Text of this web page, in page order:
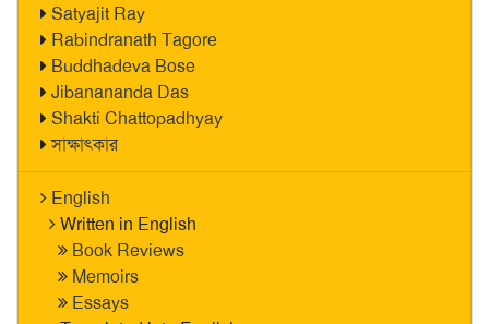
Satyajit Ray
Rabindranath Tagore
Buddhadeva Bose
Jibanananda Das
Shakti Chattopadhyay
সাক্ষাৎকার
English
Written in English
Book Reviews
Memoirs
Essays